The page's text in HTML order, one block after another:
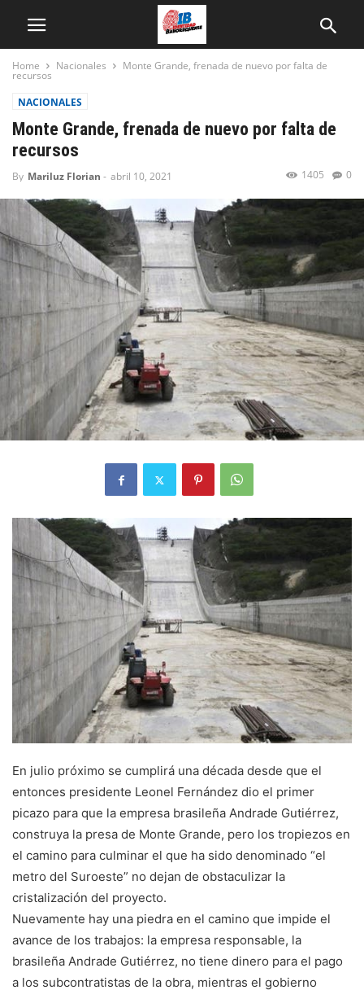
Home Nacionales Monte Grande, frenada de nuevo por falta de
recursos
NACIONALES
Monte Grande, frenada de nuevo por falta de
recursos
By Mariluz Florian - abril 10, 2021 0
1405
En julio próximo se cumpli­rá una década desde que el
entonces presidente Leonel Fernández dio el primer
picazo para que la empre­sa brasileña Andrade Gu­tiérrez,
construya la presa de Monte Grande, pero los tropiezos en
el camino pa­ra culminar el que ha sido denominado “el
metro del Suroeste” no dejan de obs­taculizar la
cristalización del proyecto.
Nuevamente hay una piedra en el camino que impide el
avance de los tra­bajos: la empresa respon­sable, la
brasileña Andrade Gutiérrez, no tiene dinero para el pago
a los subcon­tratistas de la obra, mien­tras el gobierno